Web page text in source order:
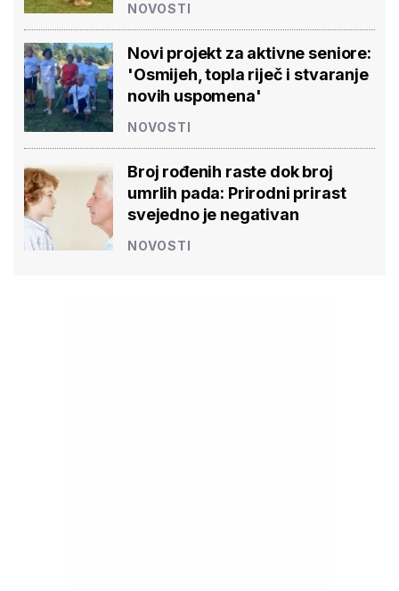
NOVOSTI
Novi projekt za aktivne seniore:
'Osmijeh, topla riječ i stvaranje
novih uspomena'
NOVOSTI
Broj rođenih raste dok broj
umrlih pada: Prirodni prirast
svejedno je negativan
NOVOSTI